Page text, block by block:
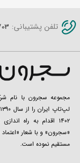
تلفن پشتیبانی:
مجموعه سجرون با نام
۱۴۰۲ اقدام به راه
«سجرون» و با شعار
مستقیم نموده است.